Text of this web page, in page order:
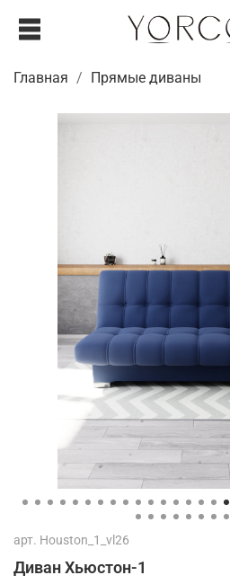
Главная Прямые диваны
арт. Houston_1_vl26
Диван Хьюстон-1